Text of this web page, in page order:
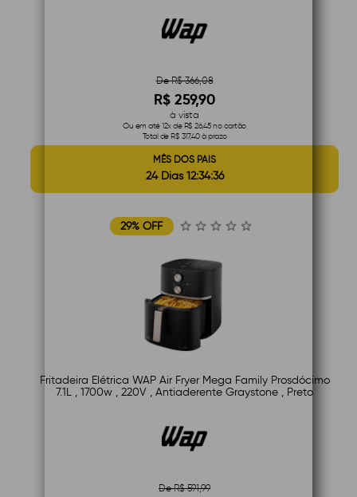
De R$ 366,08
R$ 259,90
à vista
Ou em até 12x de R$ 26,45 no cartão
Total de R$ 317,40 à prazo
MÊS DOS PAIS
24 Dias 12:34:35
29% OFF
Fritadeira Elétrica WAP Air Fryer Mega Family Prosdócimo
7.1L , 1700w , 220V , Antiaderente Graystone , Preto
De R$ 591,99